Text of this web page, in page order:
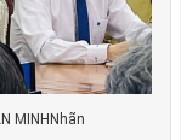
MINHNhãn